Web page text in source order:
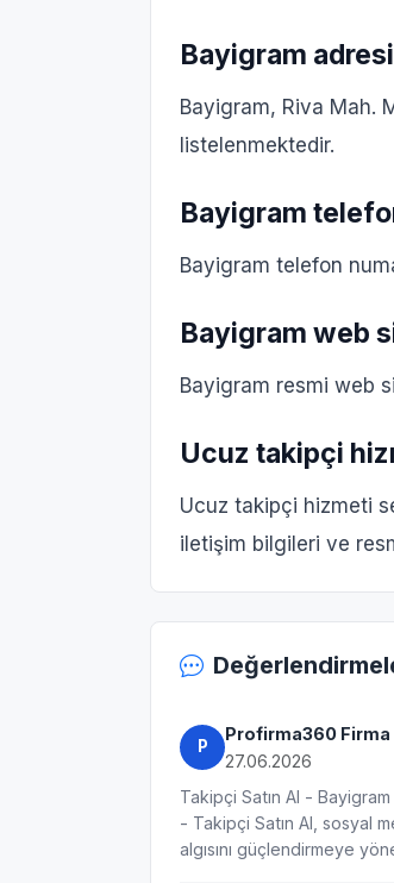
Bayigram
Bayigram, Riva Mah.
listelenmektedir.
Bayigram
Bayigram telefon
Bayigram web
Bayigram resmi web
Ucuz takipçi
Ucuz takipçi hizmeti
iletişim bilgileri ve
P
Profirma360 Firma
27.06.2026
Takipçi Satın Al -
- Takipçi Satın Al, sosyal
algısını güçlendirmeye